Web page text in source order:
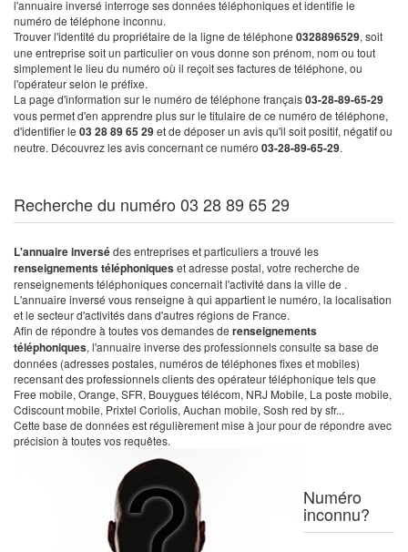
l'annuaire inversé interroge ses données téléphoniques et identifie le
numéro de téléphone inconnu.
Trouver l'identité du propriétaire de la ligne de téléphone 0328896529, soit
une entreprise soit un particulier on vous donne son prénom, nom ou tout
simplement le lieu du numéro où il reçoit ses factures de téléphone, ou
l'opérateur selon le préfixe.
La page d'information sur le numéro de téléphone français03-28-89-65-29
vous permet d'en apprendre plus sur le titulaire de ce numéro de téléphone,
d'identifier le 03 28 89 65 29et de déposer un avis qu'il soit positif, négatif ou
neutre. Découvrez les avis concernant ce numéro 03-28-89-65-29.
Recherche du numéro 03 28 89 65 29
L'annuaire inversédes entreprises et particuliers a trouvé les
renseignements téléphoniqueset adresse postal, votre recherche de
renseignements téléphoniques concernait l'activité dans la ville de .
L'annuaire inversé vous renseigne à qui appartient le numéro, la localisation
et le secteur d'activités dans d'autres régions de France.
Afin de répondre à toutes vos demandes de renseignements
téléphoniques, l'annuaire inverse des professionnels consulte sa base de
données (adresses postales, numéros de téléphones fixes et mobiles)
recensant des professionnels clients des opérateur téléphonique tels que
Free mobile, Orange, SFR, Bouygues télécom, NRJ Mobile, La poste mobile,
Cdiscount mobile, Prixtel Coriolis, Auchan mobile, Sosh red by sfr...
Cette base de données est régulièrement mise à jour pour de répondre avec
précision à toutes vos requêtes.
Numéro
inconnu?